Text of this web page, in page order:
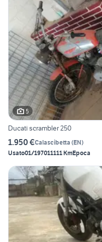
5
Ducati scrambler 250
1.950 €Calascibetta (EN)
Usato01/197011111 KmEpoca